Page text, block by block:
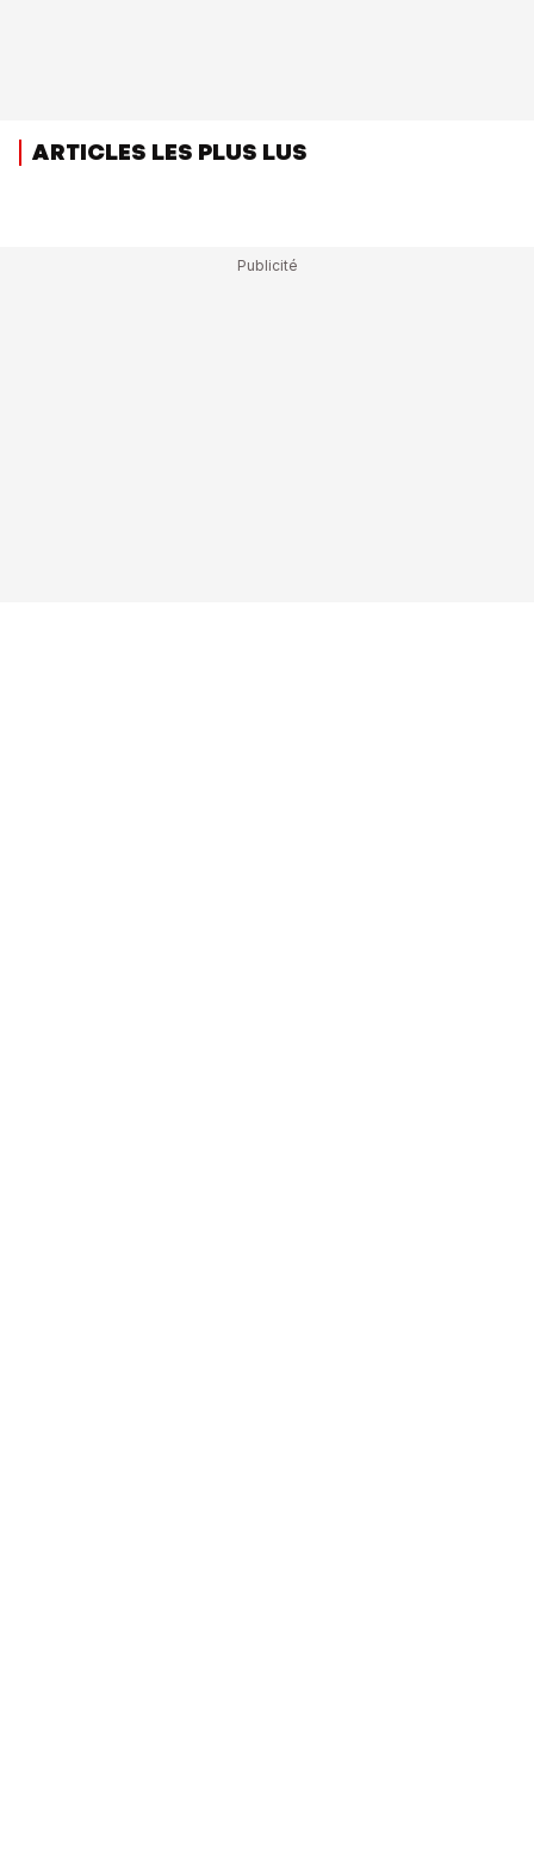
ARTICLES LES PLUS LUS